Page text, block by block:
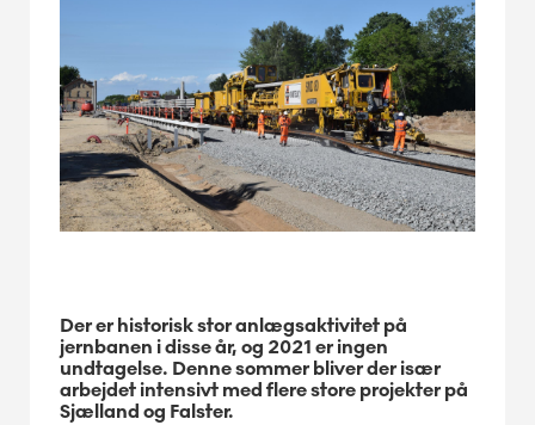
Der er historisk stor anlægsaktivitet på
jernbanen i disse år, og 2021 er ingen
undtagelse. Denne sommer bliver der især
arbejdet intensivt med flere store projekter på
Sjælland og Falster.